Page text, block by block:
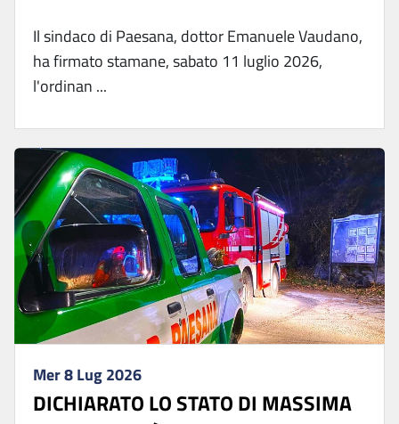
Il sindaco di Paesana, dottor Emanuele Vaudano,
ha firmato stamane, sabato 11 luglio 2026,
l'ordinan ...
Mer 8 Lug 2026
DICHIARATO LO STATO DI MASSIMA